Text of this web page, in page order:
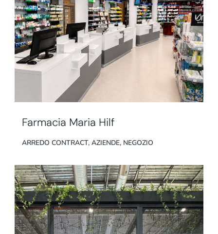
Farmacia Maria Hilf
ARREDO CONTRACT, AZIENDE, NEGOZIO